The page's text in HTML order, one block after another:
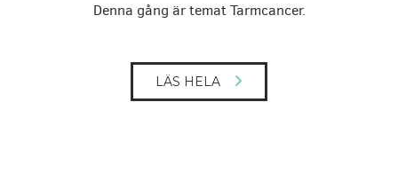
Denna gång är temat Tarmcancer.
LÄS HELA